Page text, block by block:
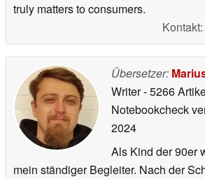
truly matters to consumers.
Übersetzer:
Writer- 5266
Notebookcheck
2024
Als Kind der 90er
mein ständiger Begleiter. Nach der